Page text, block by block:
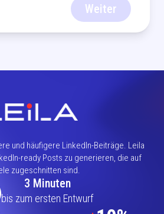
Weiter
und häufigere LinkedIn-Beiträge. Leila
ready Posts zu generieren, die auf
zugeschnitten sind.
3 Minuten
bis zum ersten Entwurf